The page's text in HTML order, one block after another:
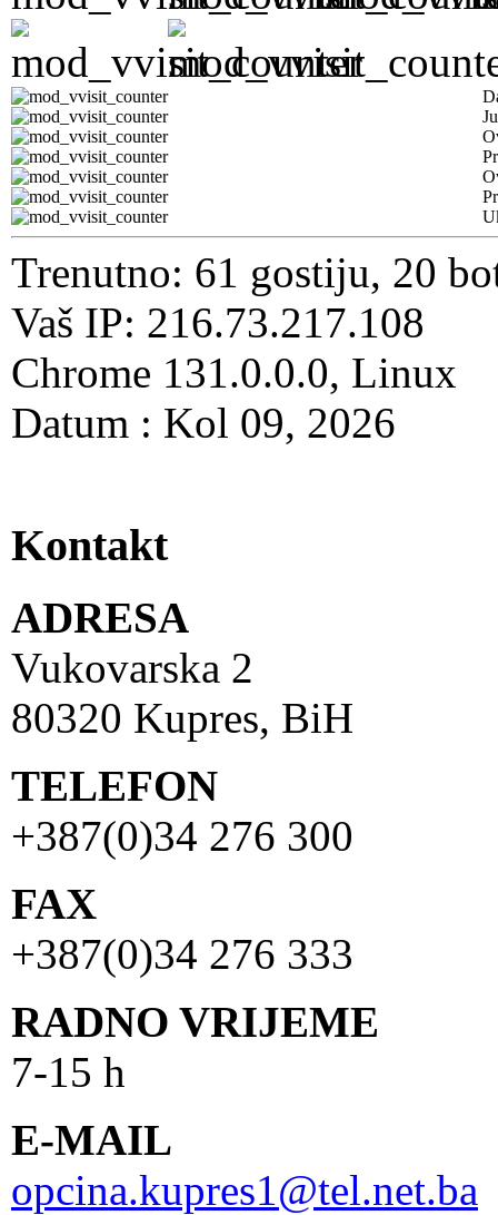
Trenutno: 61 gostiju, 20
Vaš IP: 216.73.217.108
Chrome 131.0.0.0, Linux
Datum : Kol 09, 2026
Kontakt
ADRESA
Vukovarska 2
80320 Kupres, BiH
TELEFON
+387(0)34 276 300
FAX
+387(0)34 276 333
RADNO VRIJEME
7-15 h
E-MAIL
opcina.kupres1@tel.net.ba